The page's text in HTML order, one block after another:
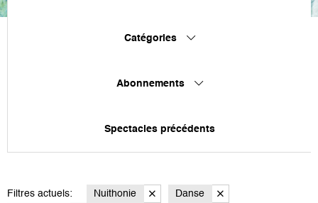
Catégories
Abonnements
Spectacles précédents
Filtres actuels: Nuithonie
Danse